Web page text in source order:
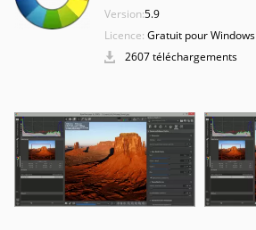
Version:5.9
Licence: Gratuit pour Windows
2607 téléchargements